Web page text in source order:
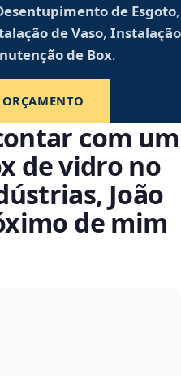
de Esgoto,
de Vaso, Instalação
de Box.
com um
de vidro no
João
de mim